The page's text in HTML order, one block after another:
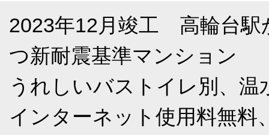
2023年12月竣工 高輪台
つ新耐震基準マンション
うれしいバストイレ別、
インターネット使用料無料